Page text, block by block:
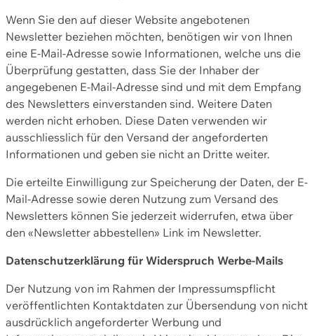
Wenn Sie den auf dieser Website angebotenen
Newsletter beziehen möchten, benötigen wir von Ihnen
eine E-Mail-Adresse sowie Informationen, welche uns die
Überprüfung gestatten, dass Sie der Inhaber der
angegebenen E-Mail-Adresse sind und mit dem Empfang
des Newsletters einverstanden sind. Weitere Daten
werden nicht erhoben. Diese Daten verwenden wir
ausschliesslich für den Versand der angeforderten
Informationen und geben sie nicht an Dritte weiter.
Die erteilte Einwilligung zur Speicherung der Daten, der E-
Mail-Adresse sowie deren Nutzung zum Versand des
Newsletters können Sie jederzeit widerrufen, etwa über
den «Newsletter abbestellen» Link im Newsletter.
Datenschutzerklärung für Widerspruch Werbe-Mails
Der Nutzung von im Rahmen der Impressumspflicht
veröffentlichten Kontaktdaten zur Übersendung von nicht
ausdrücklich angeforderter Werbung und